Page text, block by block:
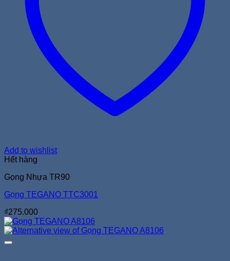
Add to wishlist
Hết hàng
Gọng Nhựa TR90
Gọng TEGANO TTC3001
₫275.000